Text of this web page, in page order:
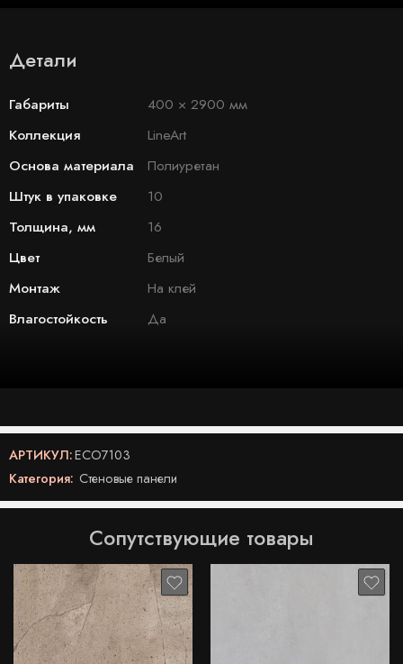
Детали
Габариты
400 × 2900 мм
Коллекция
LineArt
Основа материала
Полиуретан
Штук в упаковке
10
Толщина, мм
16
Цвет
Белый
Монтаж
На клей
Влагостойкость
Да
АРТИКУЛ:ECO7103
Категория: Стеновые панели
Сопутствующие товары